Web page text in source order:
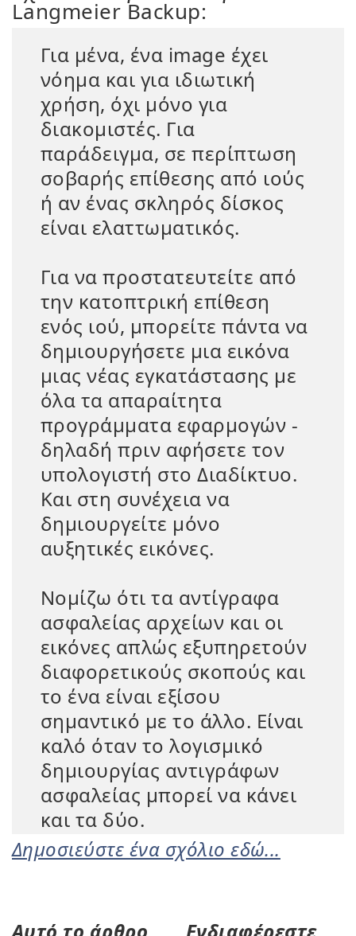
Langmeier Backup:
Για μένα, ένα image έχει
νόημα και για ιδιωτική
χρήση, όχι μόνο για
διακομιστές. Για
παράδειγμα, σε περίπτωση
σοβαρής επίθεσης από ιούς
ή αν ένας σκληρός δίσκος
είναι ελαττωματικός.
Για να προστατευτείτε από
την κατοπτρική επίθεση
ενός ιού, μπορείτε πάντα να
δημιουργήσετε μια εικόνα
μιας νέας εγκατάστασης με
όλα τα απαραίτητα
προγράμματα εφαρμογών -
δηλαδή πριν αφήσετε τον
υπολογιστή στο Διαδίκτυο.
Και στη συνέχεια να
δημιουργείτε μόνο
αυξητικές εικόνες.
Νομίζω ότι τα αντίγραφα
ασφαλείας αρχείων και οι
εικόνες απλώς εξυπηρετούν
διαφορετικούς σκοπούς και
το ένα είναι εξίσου
σημαντικό με το άλλο. Είναι
καλό όταν το λογισμικό
δημιουργίας αντιγράφων
ασφαλείας μπορεί να κάνει
και τα δύο.
Δημοσιεύστε ένα σχόλιο εδώ...
Αυτό το άρθρο
Ενδιαφέρεστε